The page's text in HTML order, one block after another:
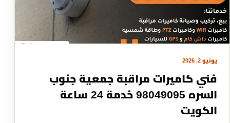
يونيو 2, 2026
فني كاميرات مراقبة جمعية جنوب
السره 98049095 خدمة 24 ساعة
الكويت